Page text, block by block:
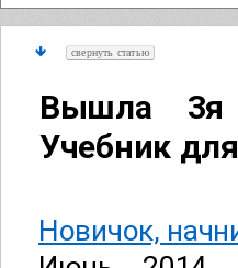
свернуть статью
Вышла 3я
Учебник
Новичок,